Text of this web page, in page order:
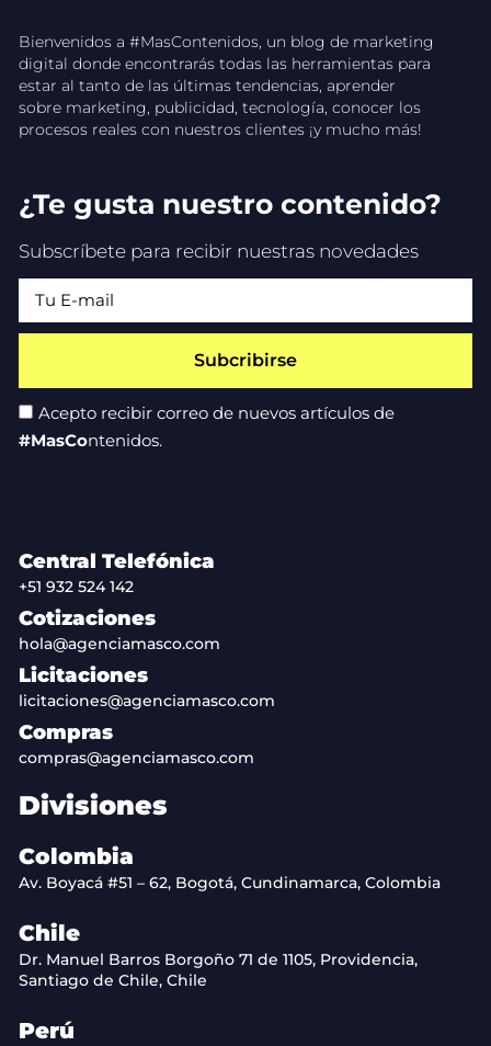
Bienvenidos a #MasContenidos, un blog de marketing
digital donde encontrarás todas las herramientas para
estar al tanto de las últimas tendencias, aprender
sobre marketing, publicidad, tecnología, conocer los
procesos reales con nuestros clientes ¡y mucho más!
¿Te gusta nuestro contenido?
Subscríbete para recibir nuestras novedades
Acepto recibir correo de nuevos artículos de
#MasContenidos.
Subcribirse
Central Telefónica
+51 932 524 142
Cotizaciones
hola@agenciamasco.com
Licitaciones
licitaciones@agenciamasco.com
Compras
compras@agenciamasco.com
Divisiones
Colombia
Av. Boyacá #51 – 62, Bogotá, Cundinamarca, Colombia
Chile
Dr. Manuel Barros Borgoño 71 de 1105, Providencia,
Santiago de Chile, Chile
Perú